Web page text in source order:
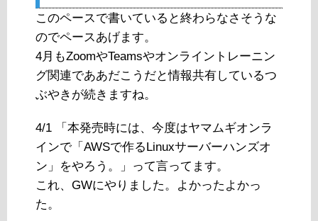
このペースで書いていると終わらなさそうな
のでペースあげます。
4月もZoomやTeamsやオンライントレーニン
グ関連でああだこうだと情報共有しているつ
ぶやきが続きますね。
4/1 「本発売時には、今度はヤマムギオンラ
インで「AWSで作るLinuxサーバーハンズオ
ン」をやろう。」って言ってます。
これ、GWにやりました。よかったよかっ
た。